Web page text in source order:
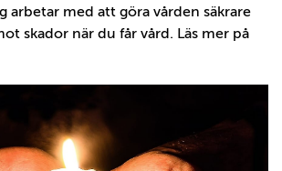
arbetar med att göra vården säkrare
skador när du får vård. Läs mer på